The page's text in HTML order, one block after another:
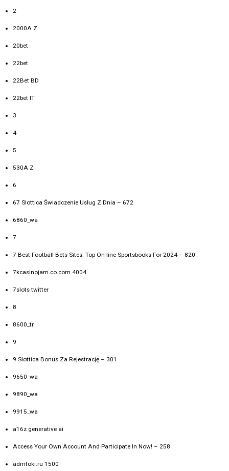
2
2000A Z
20bet
22bet
22Bet BD
22bet IT
3
4
5
530A Z
6
67 Slottica Świadczenie Usług Z Dnia – 672
6860_wa
7
7 Best Football Bets Sites: Top On-line Sportsbooks For 2024 – 820
7kcasinojam.co.com 4004
7slots twitter
8
8600_tr
9
9 Slottica Bonus Za Rejestrację – 301
9650_wa
9890_wa
9915_wa
a16z generative ai
Access Your Own Account And Participate In Now! – 258
admtoki.ru 1500